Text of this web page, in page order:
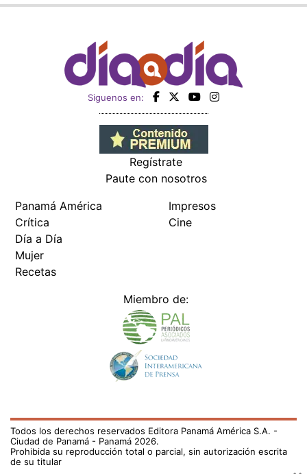
Siguenos en:
Regístrate
Paute con nosotros
Panamá América
Crítica
Día a Día
Mujer
Recetas
Impresos
Cine
Miembro de:
Todos los derechos reservados Editora Panamá América S.A. -
Ciudad de Panamá - Panamá 2026.
Prohibida su reproducción total o parcial, sin autorización escrita
de su titular